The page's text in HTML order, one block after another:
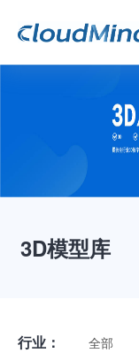
3D模型库
行业： 全部